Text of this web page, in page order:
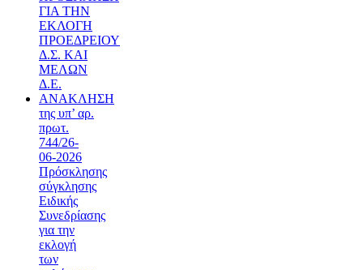
ΓΙΑ ΤΗΝ
ΕΚΛΟΓΗ
ΠΡΟΕΔΡΕΙΟΥ
Δ.Σ. ΚΑΙ
ΜΕΛΩΝ
Δ.Ε.
ΑΝΑΚΛΗΣΗ
της υπ’ αρ.
πρωτ.
744/26-
06-2026
Πρόσκλησης
σύγκλησης
Ειδικής
Συνεδρίασης
για την
εκλογή
των